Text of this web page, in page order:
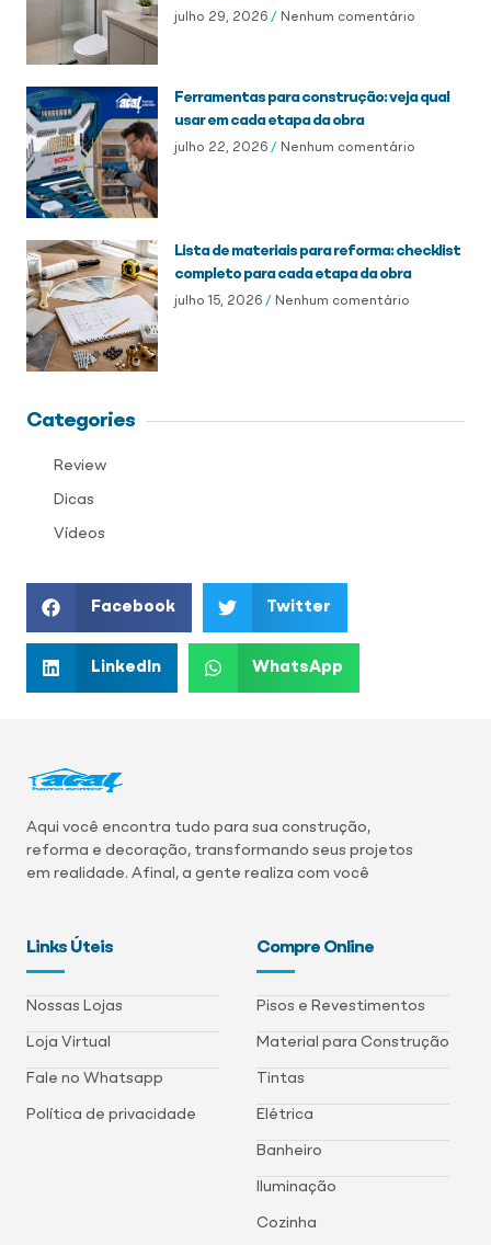
julho 29, 2026 Nenhum comentário
Ferramentas para construção: veja qual
usar em cada etapa da obra
julho 22, 2026 Nenhum comentário
Lista de materiais para reforma: checklist
completo para cada etapa da obra
julho 15, 2026 Nenhum comentário
Categories
Review
Dicas
Vídeos
Facebook Twitter
LinkedIn WhatsApp
Aqui você encontra tudo para sua construção,
reforma e decoração, transformando seus projetos
em realidade. Afinal, a gente realiza com você
Links Úteis
Nossas Lojas
Loja Virtual
Fale no Whatsapp
Política de privacidade
Compre Online
Pisos e Revestimentos
Material para Construção
Tintas
Elétrica
Banheiro
Iluminação
Cozinha